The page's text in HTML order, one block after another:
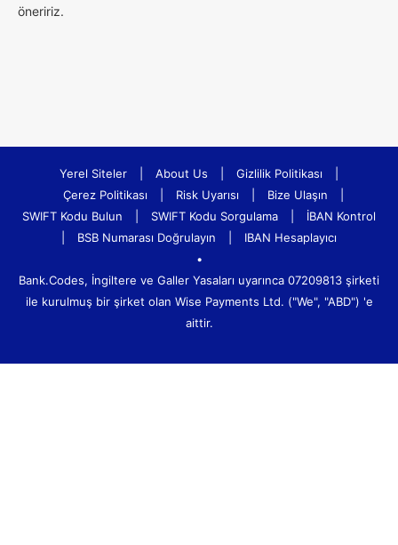
öneririz.
Yerel Siteler About Us Gizlilik Politikası
Çerez Politikası
Risk Uyarısı Bize Ulaşın
SWIFT Kodu Bulun
SWIFT Kodu Sorgulama
İBAN Kontrol
BSB Numarası Doğrulayın
IBAN Hesaplayıcı
•
Bank.Codes, İngiltere ve Galler Yasaları uyarınca 07209813 şirketi
ile kurulmuş bir şirket olan Wise Payments Ltd. ("We", "ABD") 'e
aittir.